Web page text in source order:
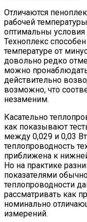
Отличаются
рабочей
оптимальны условия
Техноплекс
температуре от
довольно редко
можно
действительно
возможно, что
незаменим.
Касательно
как показывают
между 0,029 и 0,03
теплопроводность
приближена к
Но на практике
показателями
теплопроводности
рассматривать как
номинально
измерений.